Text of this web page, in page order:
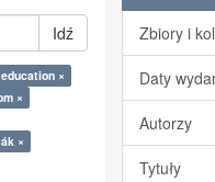
Idź
×
×
×
Zbiory i
Daty
Autorzy
Tytuły